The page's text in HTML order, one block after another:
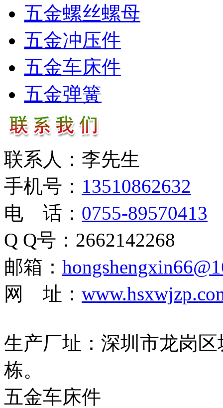
五金螺丝螺母
五金冲压件
五金车床件
五金弹簧
联系人：李先生
手机号： 13510862632
电 话： 0755-89570413
Q Q号：2662142268
邮箱：
网 址：
生产厂址：深圳市龙岗
栋。
五金车床件